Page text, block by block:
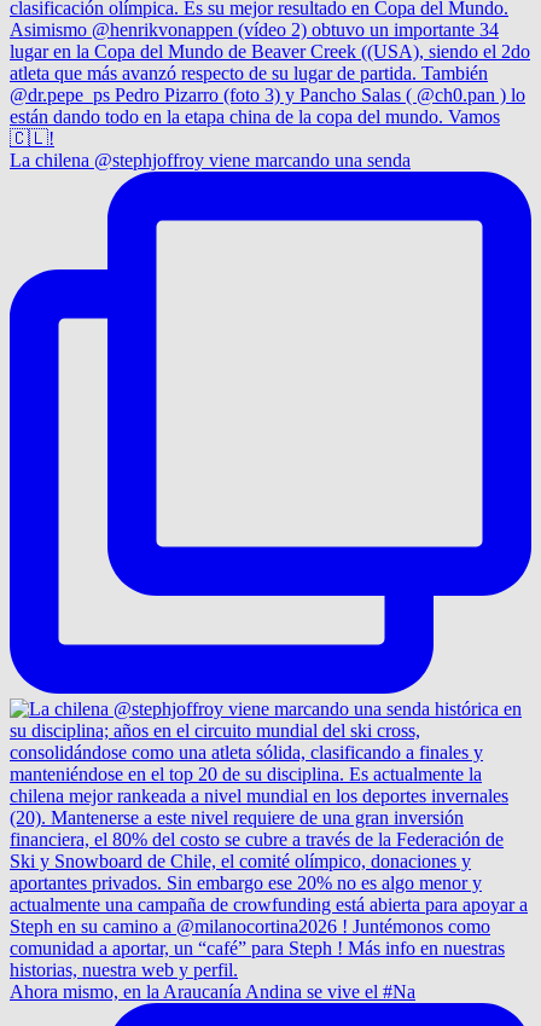
La chilena @stephjoffroy viene marcando una senda
Ahora mismo, en la Araucanía Andina se vive el #Na